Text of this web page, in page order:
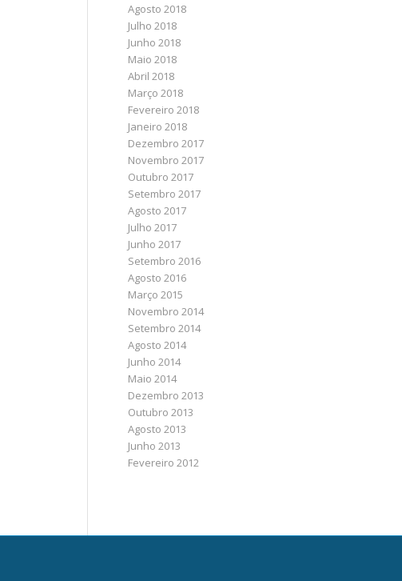
Agosto 2018
Julho 2018
Junho 2018
Maio 2018
Abril 2018
Março 2018
Fevereiro 2018
Janeiro 2018
Dezembro 2017
Novembro 2017
Outubro 2017
Setembro 2017
Agosto 2017
Julho 2017
Junho 2017
Setembro 2016
Agosto 2016
Março 2015
Novembro 2014
Setembro 2014
Agosto 2014
Junho 2014
Maio 2014
Dezembro 2013
Outubro 2013
Agosto 2013
Junho 2013
Fevereiro 2012